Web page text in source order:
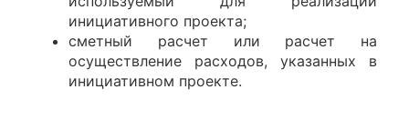
инициативного проекта;
сметный расчет или расчет на
осуществление расходов, указанных в
инициативном проекте.